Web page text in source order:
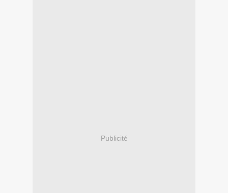
Publicité